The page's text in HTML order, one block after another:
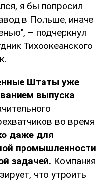
я бы попросил
в Польше, иначе
– подчеркнул
Тихоокеанского
Штаты уже
выпуска
во время
даже для
промышленности
задачей. Компания
что утроить